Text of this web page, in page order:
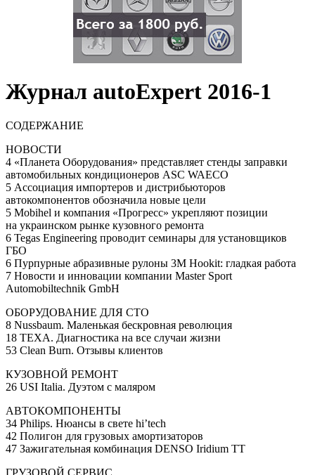
Журнал autoExpert 2016-1
СОДЕРЖАНИЕ
НОВОСТИ
4 «Планета Оборудования» представляет стенды заправки
автомобильных кондиционеров ASC WAECO
5 Ассоциация импортеров и дистрибьюторов
автокомпонентов обозначила новые цели
5 Mobihel и компания «Прогресс» укрепляют позиции
на украинском рынке кузовного ремонта
6 Tegas Engineering проводит семинары для установщиков
ГБО
6 Пурпурные абразивные рулоны 3M Hookit: гладкая работа
7 Новости и инновации компании Master Sport
Automobiltechnik GmbH
ОБОРУДОВАНИЕ ДЛЯ СТО
8 Nussbaum. Маленькая бескровная революция
18 TEXA. Диагностика на все случаи жизни
53 Clean Burn. Отзывы клиентов
КУЗОВНОЙ РЕМОНТ
26 USI Italia. Дуэтом с маляром
АВТОКОМПОНЕНТЫ
34 Philips. Нюансы в свете hi’tech
42 Полигон для грузовых амортизаторов
47 Зажигательная комбинация DENSO Iridium TT
ГРУЗОВОЙ СЕРВИС